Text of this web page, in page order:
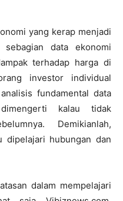
yang kerap menjadi
sebagian data ekonomi
terhadap harga di
investor individual
fundamental data
kalau tidak
Demikianlah,
dipelajari hubungan dan
dalam mempelajari